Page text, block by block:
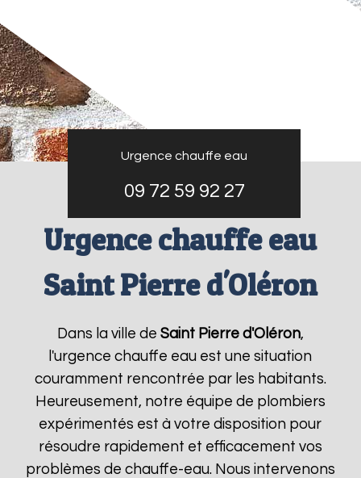
Urgence chauffe eau
09 72 59 92 27
Urgence chauffe eau
Saint Pierre d'Oléron
Dans la ville de Saint Pierre d'Oléron,
l'urgence chauffe eau est une situation
couramment rencontrée par les habitants.
Heureusement, notre équipe de plombiers
expérimentés est à votre disposition pour
résoudre rapidement et efficacement vos
problèmes de chauffe-eau. Nous intervenons